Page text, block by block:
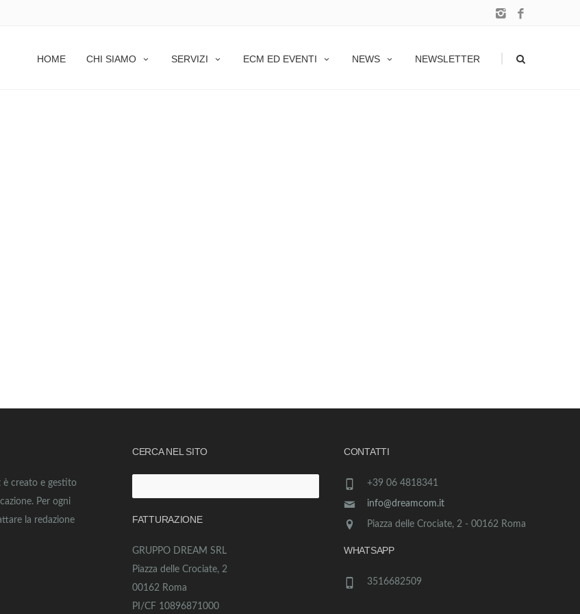
HOME CHI SIAMO SERVIZI ECM ED EVENTI NEWS NEWSLETTER
è creato e gestito
Per ogni
la redazione
CERCA NEL SITO
per:
FATTURAZIONE
GRUPPO DREAM SRL
Piazza delle Crociate, 2
00162 Roma
PI/CF 10896871000
CONTATTI
+39 06 4818341
info@dreamcom.it
Piazza delle Crociate, 2 - 00162 Roma
WHATSAPP
3516682509